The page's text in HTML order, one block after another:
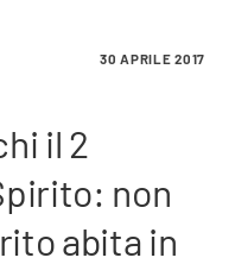
30 APRILE 2017
il 2
non
abita in